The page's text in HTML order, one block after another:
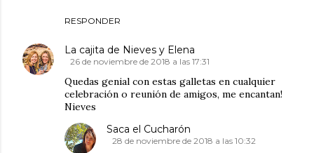
RESPONDER
La cajita de Nieves y Elena
26 de noviembre de 2018 a las 17:31
Quedas genial con estas galletas en cualquier
celebración o reunión de amigos, me encantan!
Nieves
Saca el Cucharón
28 de noviembre de 2018 a las 10:32